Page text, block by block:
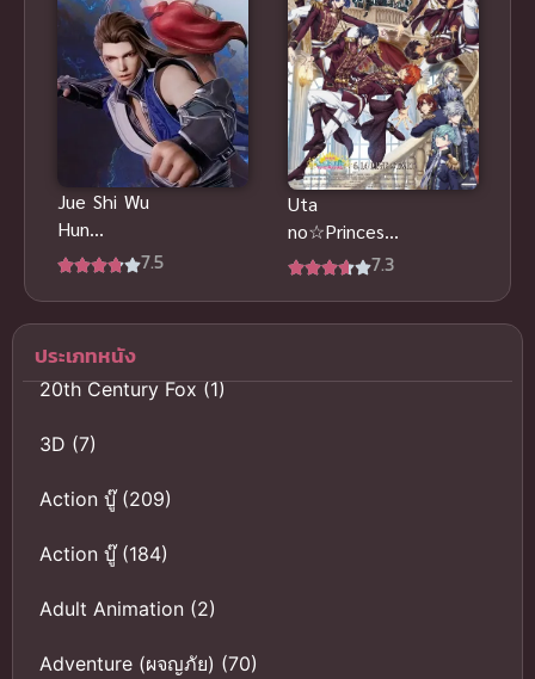
Jue Shi Wu
Hun
(Peerless 7.5
Uta
no☆Princesa
ma♪ Movie7.3
ประเภทหนัง
20th Century Fox(1)
3D (7)
Action บู๊(209)
Action บู๊(184)
Adult Animation (2)
Adventure (ผจญภัย) (70)